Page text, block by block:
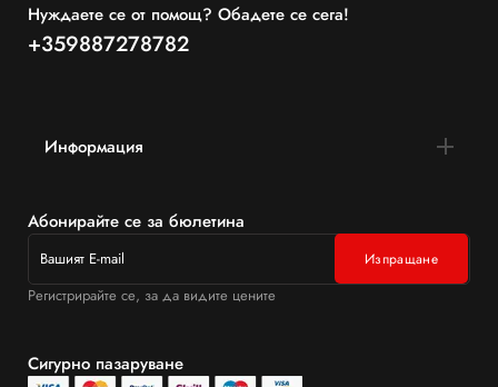
Нуждаете се от помощ? Обадете се сега!
+359887278782
Информация
Абонирайте се за бюлетина
Регистрирайте се, за да видите цените
Сигурно пазаруване